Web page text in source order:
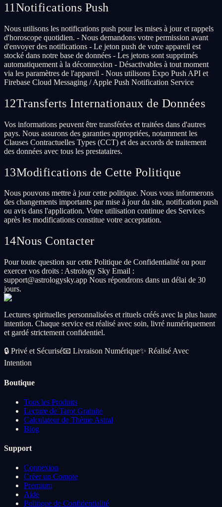
11Notifications Push
Nous utilisons les notifications push pour les mises à jour et rappels
d'horoscope quotidien. - Nous demandons votre permission avant
d'envoyer des notifications - Le jeton push de votre appareil est
stocké dans notre base de données - Les jetons sont supprimés
automatiquement à la déconnexion - Désactivables à tout moment
via les paramètres de l'appareil - Nous utilisons Expo Push API et
Firebase Cloud Messaging / Apple Push Notification Service
12Transferts Internationaux de Données
Vos informations peuvent être transférées et traitées dans d'autres
pays. Nous assurons des garanties appropriées, notamment les
Clauses Contractuelles Types (CCT) et des accords de traitement
des données avec tous les prestataires.
13Modifications de Cette Politique
Nous pouvons mettre à jour cette politique. Nous vous informerons
des changements importants par mise à jour du site, notification push
ou avis dans l'application. Votre utilisation continue des Services
après les modifications constitue votre acceptation.
14Nous Contacter
Pour toute question sur cette Politique de Confidentialité ou pour
exercer vos droits : Astrology Sky Email :
support@astrologysky.app Nous répondrons dans un délai de 30
jours.
Lectures spirituelles personnalisées et rituels créés avec la plus haute
intention. Chaque service est réalisé avec soin, livré numériquement
et gardé strictement confidentiel.
🔒 Privé et Sécurisé📧 Livraison Numérique✨ Réalisé Avec
Intention
Boutique
Tous les Produits
Lecture de Tarot Gratuite
Calculateur de Thème Astral
Blog
Support
Connexion
Créer un Compte
Premium
Aide
Politique de Confidentialité